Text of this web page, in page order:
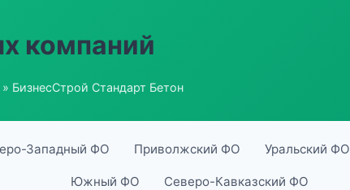
компаний
» БизнесСтрой Стандарт Бетон
Западный ФО Приволжский ФО Уральский ФО
Южный ФО Северо-Кавказский ФО